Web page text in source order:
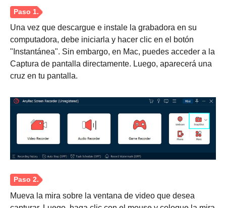
Una vez que descargue e instale la grabadora en su
computadora, debe iniciarla y hacer clic en el botón
"Instantánea". Sin embargo, en Mac, puedes acceder a la
Captura de pantalla directamente. Luego, aparecerá una
cruz en tu pantalla.
Mueva la mira sobre la ventana de video que desea